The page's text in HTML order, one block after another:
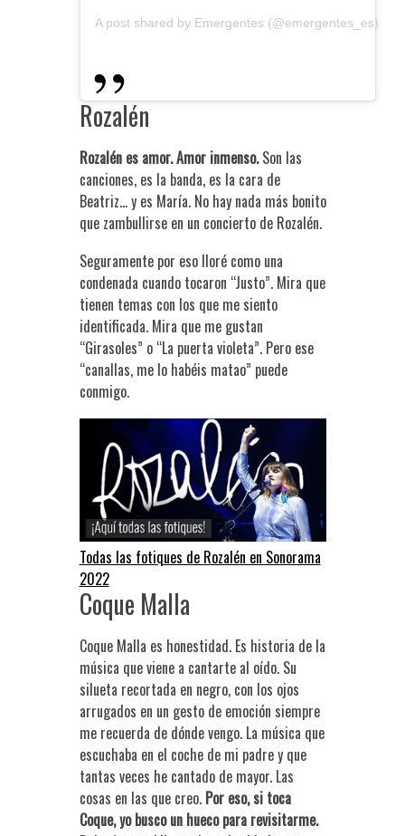
A post shared by Emergentes (@emergentes_es)
Rozalén
Rozalén es amor. Amor inmenso.Son las
canciones, es la banda, es la cara de
Beatriz… y es María. No hay nada más bonito
que zambullirse en un concierto de Rozalén.
Seguramente por eso lloré como una
condenada cuando tocaron “Justo”. Mira que
tienen temas con los que me siento
identificada. Mira que me gustan
“Girasoles” o “La puerta violeta”. Pero ese
“canallas, me lo habéis matao” puede
conmigo.
Todas las fotiques de Rozalén en Sonorama
2022
Coque Malla
Coque Malla es honestidad. Es historia de la
música que viene a cantarte al oído. Su
silueta recortada en negro, con los ojos
arrugados en un gesto de emoción siempre
me recuerda de dónde vengo. La música que
escuchaba en el coche de mi padre y que
tantas veces he cantado de mayor. Las
cosas en las que creo. Por eso, si toca
Coque, yo busco un hueco para revisitarme.